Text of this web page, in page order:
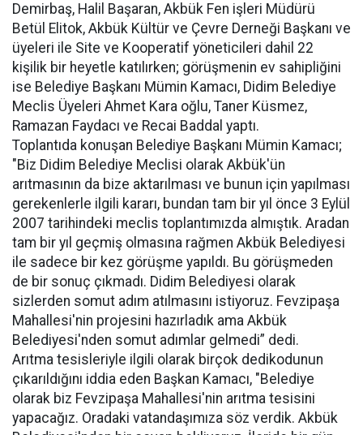
Demirbaş, Halil Başaran, Akbük Fen işleri Müdürü
Betül Elitok, Akbük Kültür ve Çevre Derneği Başkanı ve
üyeleri ile Site ve Kooperatif yöneticileri dahil 22
kişilik bir heyetle katılırken; görüşmenin ev sahipliğini
ise Belediye Başkanı Mümin Kamacı, Didim Belediye
Meclis Üyeleri Ahmet Kara oğlu, Taner Küsmez,
Ramazan Faydacı ve Recai Baddal yaptı.
Toplantıda konuşan Belediye Başkanı Mümin Kamacı;
"Biz Didim Belediye Meclisi olarak Akbük'ün
arıtmasının da bize aktarılması ve bunun için yapılması
gerekenlerle ilgili kararı, bundan tam bir yıl önce 3 Eylül
2007 tarihindeki meclis toplantımızda almıştık. Aradan
tam bir yıl geçmiş olmasına rağmen Akbük Belediyesi
ile sadece bir kez görüşme yapıldı. Bu görüşmeden
de bir sonuç çıkmadı. Didim Belediyesi olarak
sizlerden somut adım atılmasını istiyoruz. Fevzipaşa
Mahallesi'nin projesini hazırladık ama Akbük
Belediyesi'nden somut adımlar gelmedi” dedi.
Arıtma tesisleriyle ilgili olarak birçok dedikodunun
çıkarıldığını iddia eden Başkan Kamacı, "Belediye
olarak biz Fevzipaşa Mahallesi'nin arıtma tesisini
yapacağız. Oradaki vatandaşımıza söz verdik. Akbük